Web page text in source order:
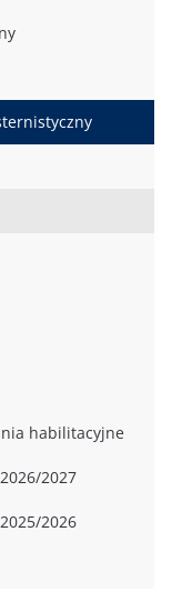
habilitacyjne
2027
2026